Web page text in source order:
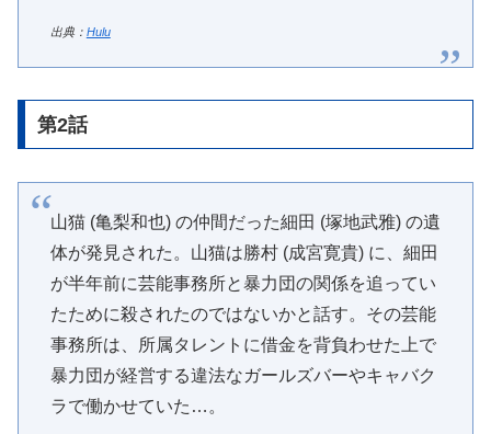
出典： Hulu
第2話
山猫 (亀梨和也) の仲間だった細田 (塚地武雅) の遺
体が発見された。山猫は勝村 (成宮寛貴) に、細田
が半年前に芸能事務所と暴力団の関係を追ってい
たために殺されたのではないかと話す。その芸能
事務所は、所属タレントに借金を背負わせた上で
暴力団が経営する違法なガールズバーやキャバク
ラで働かせていた…。